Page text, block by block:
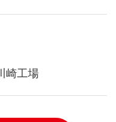
崎工場